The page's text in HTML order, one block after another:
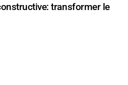
transformer le